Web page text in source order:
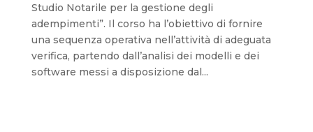
Studio Notarile per la gestione degli
adempimenti”. Il corso ha l’obiettivo di fornire
una sequenza operativa nell’attività di adeguata
verifica, partendo dall’analisi dei modelli e dei
software messi a disposizione dal...